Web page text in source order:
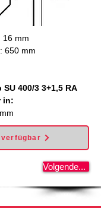
16 mm
650 mm
400/3 3+1,5 RA
in:
verfügbar
Volgende...